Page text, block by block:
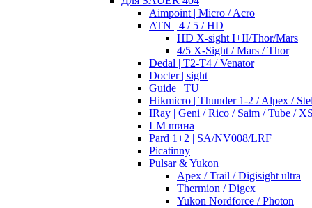
Aimpoint | Micro / Acro
ATN | 4 / 5 / HD
HD X-sight I+II/Thor/Mars
4/5 X-Sight / Mars / Thor
Dedal | T2-T4 / Venator
Docter | sight
Guide | TU
Hikmicro | Thunder 1-2 / Alpex /
IRay | Geni / Rico / Saim / Tube /
LM шина
Pard 1+2 | SA/NV008/LRF
Picatinny
Pulsar & Yukon
Apex / Trail / Digisight ultra
Thermion / Digex
Yukon Nordforce / Photon